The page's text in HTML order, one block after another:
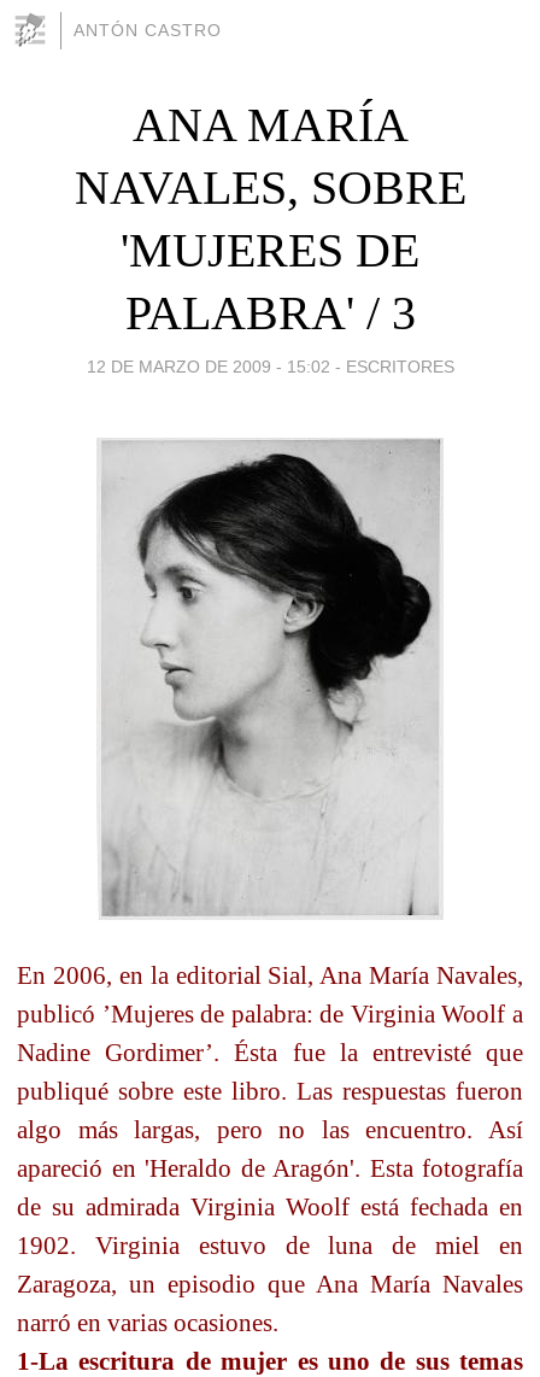
ANTÓN CASTRO
ANA MARÍA
NAVALES, SOBRE
'MUJERES DE
PALABRA' / 3
12 DE MARZO DE 2009 - 15:02 - ESCRITORES
En 2006, en la editorial Sial, Ana María Navales,
publicó ’Mujeres de palabra: de Virginia Woolf a
Nadine Gordimer’. Ésta fue la entrevisté que
publiqué sobre este libro. Las respuestas fueron
algo más largas, pero no las encuentro. Así
apareció en 'Heraldo de Aragón'. Esta fotografía
de su admirada Virginia Woolf está fechada en
1902. Virginia estuvo de luna de miel en
Zaragoza, un episodio que Ana María Navales
narró en varias ocasiones.
1-La escritura de mujer es uno de sus temas